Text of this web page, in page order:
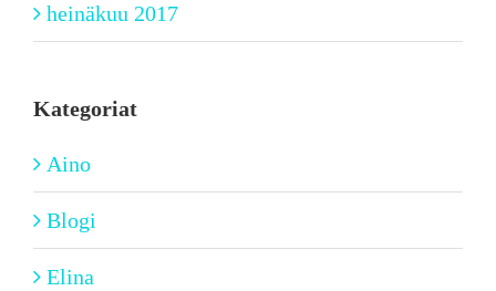
heinäkuu 2017
Kategoriat
Aino
Blogi
Elina